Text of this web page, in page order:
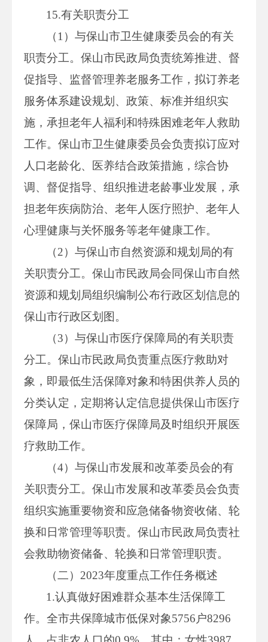
15.有关职责分工
（1）与保山市卫生健康委员会的有关
职责分工。保山市民政局负责统筹推进、督
促指导、监督管理养老服务工作，拟订养老
服务体系建设规划、政策、标准并组织实
施，承担老年人福利和特殊困难老年人救助
工作。保山市卫生健康委员会负责拟订应对
人口老龄化、医养结合政策措施，综合协
调、督促指导、组织推进老龄事业发展，承
担老年疾病防治、老年人医疗照护、老年人
心理健康与关怀服务等老年健康工作。
（2）与保山市自然资源和规划局的有
关职责分工。保山市民政局会同保山市自然
资源和规划局组织编制公布行政区划信息的
保山市行政区划图。
（3）与保山市医疗保障局的有关职责
分工。保山市民政局负责重点医疗救助对
象，即最低生活保障对象和特困供养人员的
分类认定，定期将认定信息提供保山市医疗
保障局，保山市医疗保障局及时组织开展医
疗救助工作。
（4）与保山市发展和改革委员会的有
关职责分工。保山市发展和改革委员会负责
组织实施重要物资和应急储备物资收储、轮
换和日常管理等职责。保山市民政局负责社
会救助物资储备、轮换和日常管理职责。
（二）2023年度重点工作任务概述
1.认真做好困难群众基本生活保障工
作。全市共保障城市低保对象5756户8296